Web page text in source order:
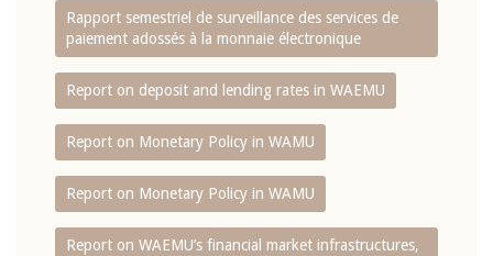
Rapport semestriel de surveillance des services de
paiement adossés à la monnaie électronique
Report on deposit and lending rates in WAEMU
Report on Monetary Policy in WAMU
Report on Monetary Policy in WAMU
Report on WAEMU’s financial market infrastructures,